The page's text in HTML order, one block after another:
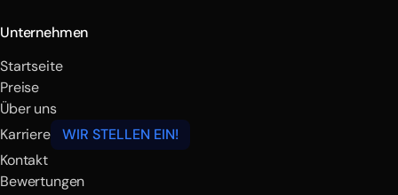
Unternehmen
Startseite
Preise
Über uns
Karriere
WIR STELLEN EIN!
Kontakt
Bewertungen